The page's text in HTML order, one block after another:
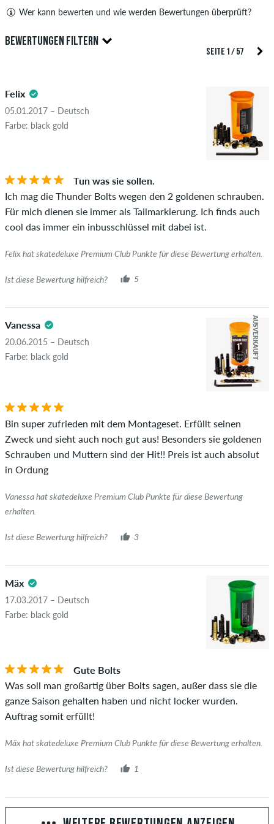
Wer kann bewerten und wie werden Bewertungen überprüft?
Bewertungen abgeben. Diese werden erst nach unserer
beleidigenden oder obszönen Inhalten sowie Bewertungen,
die geltendes Recht oder Urheberrechte verletzen oder Spam
und Fremdwerbung enthalten, werden nicht veröffentlicht.
Die Sternebewertung des Artikels ist der Durchschnitt aller
Ob die Bewertung von einer Person stammt, die diesen
Artikel wirklich gekauft hat, erkennst du am grünen Haken
neben dem Namen mit dem Zusatz "Verifizierter Kauf". Bei
diesen Personen wurde der Kauf anhand ihrer Bestellungen
leider nicht garantieren, dass die Personen den Artikel
wirklich besitzen oder besessen haben.
BEWERTUNGEN FILTERN
5.0
SEITE 1 / 57
Felix
05.01.2017 – Deutsch
Farbe: black gold
Tun was sie sollen.
Ich mag die Thunder Bolts wegen den 2 goldenen schrauben.
Für mich dienen sie immer als Tailmarkierung. Ich finds auch
cool das immer ein inbusschlüssel mit dabei ist.
Felix hat skatedeluxe Premium Club Punkte für diese Bewertung erhalten.
Ist diese Bewertung hilfreich? 5
Vanessa
20.06.2015 – Deutsch
Farbe: black gold
AUSVERKAUFT
Bin super zufrieden mit dem Montageset. Erfüllt seinen
Zweck und sieht auch noch gut aus! Besonders sie goldenen
Schrauben und Muttern sind der Hit!! Preis ist auch absolut
in Ordung
Vanessa hat skatedeluxe Premium Club Punkte für diese Bewertung
erhalten.
Ist diese Bewertung hilfreich? 3
Mäx
17.03.2017 – Deutsch
Farbe: black gold
Gute Bolts
Was soll man großartig über Bolts sagen, außer dass sie die
ganze Saison gehalten haben und nicht locker wurden.
Auftrag somit erfüllt!
Mäx hat skatedeluxe Premium Club Punkte für diese Bewertung erhalten.
Ist diese Bewertung hilfreich? 1